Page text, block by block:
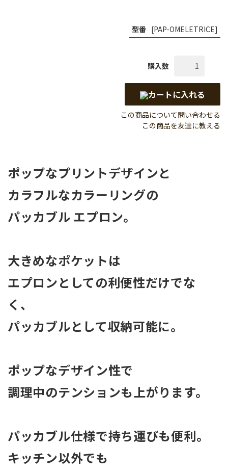
型番 [PAP-OMELETRICE]
購入数
カートに入れる
この商品について問い合わせる
この商品を友達に教える
ポップなプリントデザインと
カラフルなカラーリングの
パッカブル エプロン。
大きめなポケットは
エプロンとしての利便性だけでな
く、
パッカブルとして収納可能に。
ポップなデザイン性で
調理中のテンションも上がります。
パッカブル仕様で持ち運びも便利。
キッチン以外でも